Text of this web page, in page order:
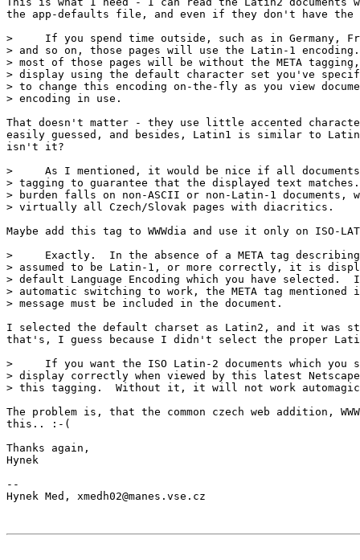
the app-defaults file, and even if they don't have the
>     If you spend time outside, such as in Germany,
> and so on, those pages will use the Latin-1
> most of those pages will be without the META
> display using the default character set you've
> to change this encoding on-the-fly as you view
> encoding in use.
That doesn't matter - they use little accented
easily guessed, and besides, Latin1 is similar to
isn't it?
>     As I mentioned, it would be nice if all
> tagging to guarantee that the displayed text
> burden falls on non-ASCII or non-Latin-1 documents,
> virtually all Czech/Slovak pages with diacritics.
Maybe add this tag to WWWdia and use it only on ISO-
>     Exactly.  In the absence of a META tag
> assumed to be Latin-1, or more correctly, it is
> default Language Encoding which you have
> automatic switching to work, the META tag mentioned
> message must be included in the document.
I selected the default charset as Latin2, and it was
that's, I guess because I didn't select the proper
>     If you want the ISO Latin-2 documents which you
> display correctly when viewed by this latest
> this tagging.  Without it, it will not work
The problem is, that the common czech web addition,
this.. :-(
Thanks again,
Hynek
--